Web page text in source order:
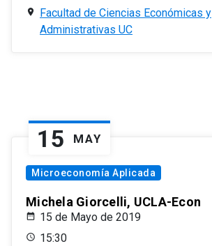
Facultad de Ciencias Económicas y
Administrativas UC
15 MAY
Microeconomía Aplicada
Michela Giorcelli, UCLA-Econ
15 de Mayo de 2019
15:30